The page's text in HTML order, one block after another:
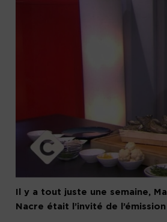
Il y a tout juste une semaine,
Nacre était l’invité de